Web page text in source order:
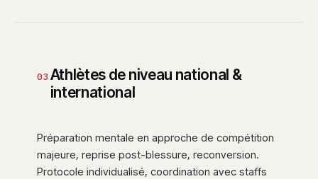
03 Athlètes de niveau national &
international
Préparation mentale en approche de compétition
majeure, reprise post-blessure, reconversion.
Protocole individualisé, coordination avec staffs